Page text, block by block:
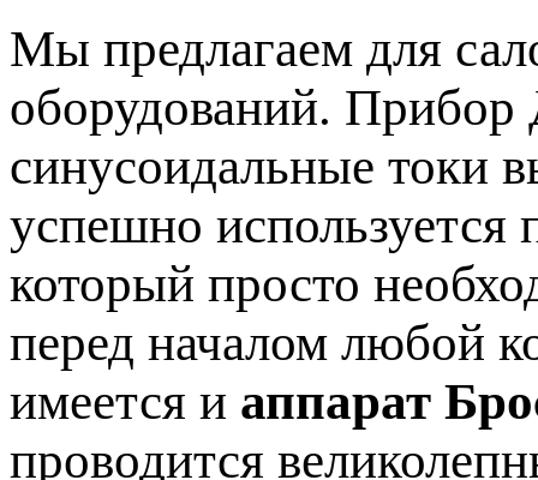
Мы предлагаем для
оборудований. Прибор
синусоидальные токи
успешно используется
который просто
перед началом любой
имеется и аппарат
проводится